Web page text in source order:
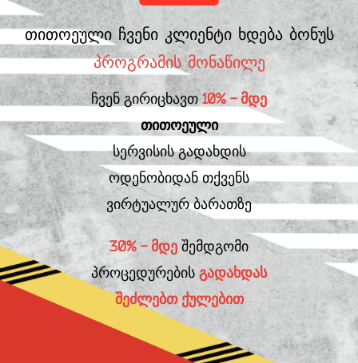
თითოეული ჩვენი კლიენტი ხდება ბონუს
პროგრამის მონაწილე
ჩვენ გირიცხავთ 10% - მდე
თითოეული
სერვისის გადახდის
ოდენობიდან თქვენს
ვირტუალურ ბარათზე
30% - მდე შემდგომი
პროცედურების გადახდას
შეძლებთ ქულებით